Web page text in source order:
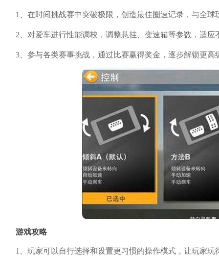
1、在时间挑战赛中突破极限，创造最佳圈速记录，与全球
2、对爱车进行性能调校，调整悬挂、变速箱等参数，适应
3、参与各类赛事挑战，通过比赛赢得奖金，逐步解锁更高
游戏攻略
1、玩家可以自行选择和设置更习惯的操作模式，让玩家玩